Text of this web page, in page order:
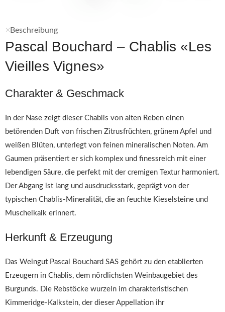
Beschreibung
Pascal Bouchard – Chablis «Les
Vieilles Vignes»
Charakter & Geschmack
In der Nase zeigt dieser Chablis von alten Reben einen
betörenden Duft von frischen Zitrusfrüchten, grünem Apfel und
weißen Blüten, unterlegt von feinen mineralischen Noten. Am
Gaumen präsentiert er sich komplex und finessreich mit einer
lebendigen Säure, die perfekt mit der cremigen Textur harmoniert.
Der Abgang ist lang und ausdrucksstark, geprägt von der
typischen Chablis-Mineralität, die an feuchte Kieselsteine und
Muschelkalk erinnert.
Herkunft & Erzeugung
Das Weingut Pascal Bouchard SAS gehört zu den etablierten
Erzeugern in Chablis, dem nördlichsten Weinbaugebiet des
Burgunds. Die Rebstöcke wurzeln im charakteristischen
Kimmeridge-Kalkstein, der dieser Appellation ihr